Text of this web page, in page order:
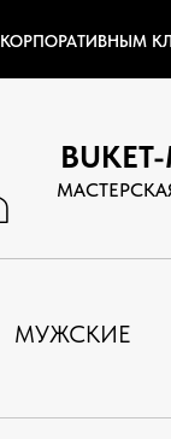
КОРПОРАТИВНЫМ
МУЖСКИЕ